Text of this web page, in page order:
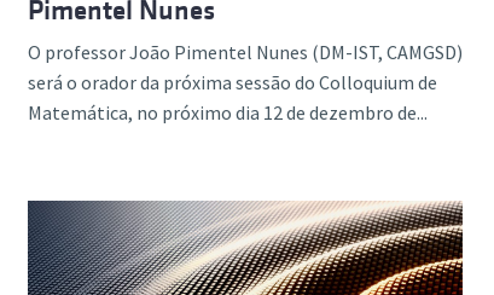
Pimentel Nunes
O professor João Pimentel Nunes (DM-IST, CAMGSD)
será o orador da próxima sessão do Colloquium de
Matemática, no próximo dia 12 de dezembro de...